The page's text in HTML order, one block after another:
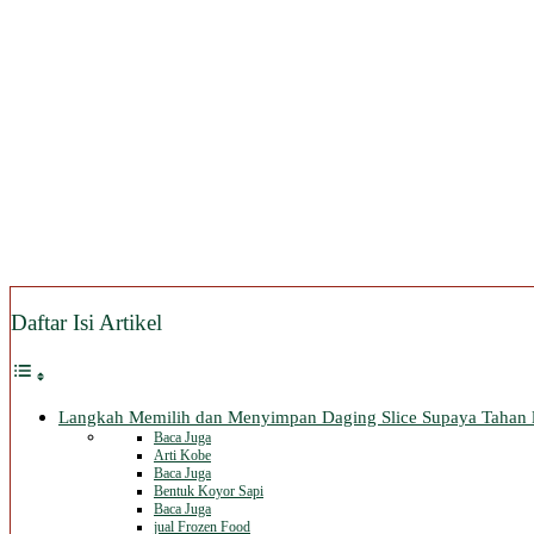
Daftar Isi Artikel
Langkah Memilih dan Menyimpan Daging Slice Supaya Tahan
Baca Juga
Arti Kobe
Baca Juga
Bentuk Koyor Sapi
Baca Juga
jual Frozen Food